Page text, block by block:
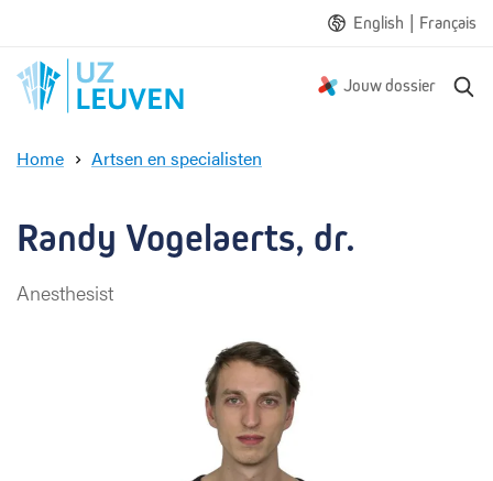
English | Français
Jouw dossier
Home Artsen en specialisten
n
d
g
e
l
a
e
r
Randy Vogelaerts, dr.
Anesthesist